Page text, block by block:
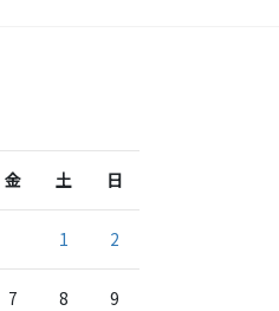
金 土 日
1 2
7 8 9